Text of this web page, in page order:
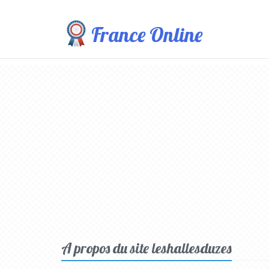
France Online
A propos du site leshallesduzes